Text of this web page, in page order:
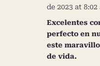
de 2023 at 8:02
Excelentes
perfecto en
este
de vida.